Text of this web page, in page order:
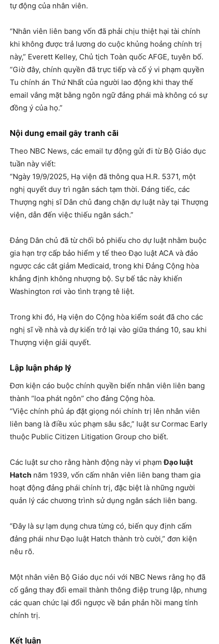
tự động của nhân viên.
“Nhân viên liên bang vốn đã phải chịu thiệt hại tài chính
khi không được trả lương do cuộc khủng hoảng chính trị
này,” Everett Kelley, Chủ tịch Toàn quốc AFGE, tuyên bố.
“Giờ đây, chính quyền đã trực tiếp và cố ý vi phạm quyền
Tu chính án Thứ Nhất của người lao động khi thay thế
email vắng mặt bằng ngôn ngữ đảng phái mà không có sự
đồng ý của họ.”
Nội dung email gây tranh cãi
Theo NBC News, các email tự động gửi đi từ Bộ Giáo dục
tuần này viết:
“Ngày 19/9/2025, Hạ viện đã thông qua H.R. 5371, một
nghị quyết duy trì ngân sách tạm thời. Đáng tiếc, các
Thượng nghị sĩ Dân chủ đang chặn dự luật này tại Thượng
viện, dẫn đến việc thiếu ngân sách.”
Đảng Dân chủ đã từ chối bỏ phiếu cho dự luật nhằm buộc
gia hạn trợ cấp bảo hiểm y tế theo Đạo luật ACA và đảo
ngược các cắt giảm Medicaid, trong khi Đảng Cộng hòa
khẳng định không nhượng bộ. Sự bế tắc này khiến
Washington rơi vào tình trạng tê liệt.
Trong khi đó, Hạ viện do Cộng hòa kiểm soát đã cho các
nghị sĩ về nhà và dự kiến trở lại vào giữa tháng 10, sau khi
Thượng viện giải quyết.
Lập luận pháp lý
Đơn kiện cáo buộc chính quyền biến nhân viên liên bang
thành “loa phát ngôn” cho đảng Cộng hòa.
“Việc chính phủ áp đặt giọng nói chính trị lên nhân viên
liên bang là điều xúc phạm sâu sắc,” luật sư Cormac Early
thuộc Public Citizen Litigation Group cho biết.
Các luật sư cho rằng hành động này vi phạmĐạo luật
Hatch năm 1939, vốn cấm nhân viên liên bang tham gia
hoạt động đảng phái chính trị, đặc biệt là những người
quản lý các chương trình sử dụng ngân sách liên bang.
“Đây là sự lạm dụng chưa từng có, biến quy định cấm
đảng phái như Đạo luật Hatch thành trò cười,” đơn kiện
nêu rõ.
Một nhân viên Bộ Giáo dục nói với NBC News rằng họ đã
cố gắng thay đổi email thành thông điệp trung lập, nhưng
các quan chức lại đổi ngược về bản phản hồi mang tính
chính trị.
Kết luận